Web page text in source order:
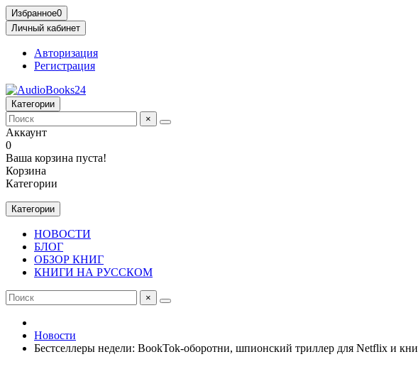
Избранное0
Личный кабинет
Авторизация
Регистрация
Категории
×
Аккаунт
0
Ваша корзина пуста!
Корзина
Категории
Категории
НОВОСТИ
БЛОГ
ОБЗОР КНИГ
КНИГИ НА РУССКОМ
×
Новости
Бестселлеры недели: BookTok-оборотни, шпионский триллер для Netflix и